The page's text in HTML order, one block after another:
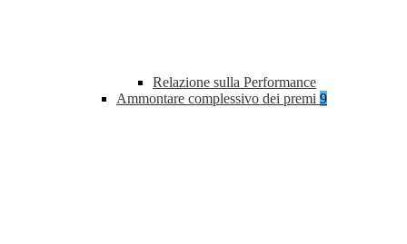
Relazione sulla Performance
Ammontare complessivo dei premi 9